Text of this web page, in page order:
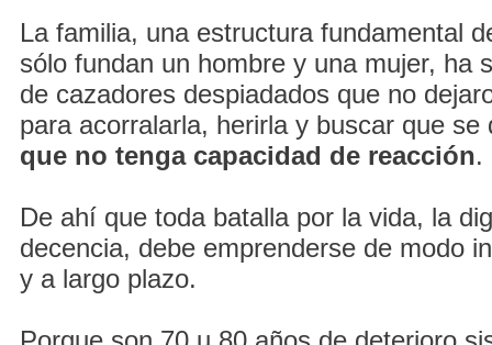
La familia, una estructura fundamental
sólo fundan un hombre y una mujer, ha
de cazadores despiadados que no
para acorralarla, herirla y buscar que se
que no tenga capacidad de reacción.
De ahí que toda batalla por la vida, la
decencia, debe emprenderse de modo
y a largo plazo.